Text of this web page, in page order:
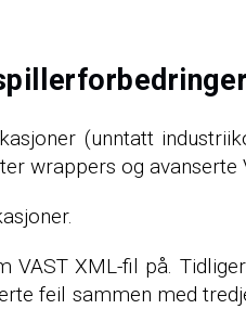
(unntatt
wrappers og avanserte
VAST XML-fil på.
feil sammen med